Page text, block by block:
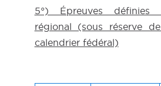
5°) Épreuves définies
régional (sous réserve
calendrier fédéral)